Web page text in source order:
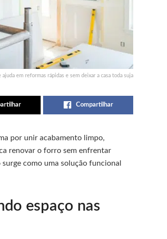
em reformas rápidas e sem deixar a casa toda suja
Compartilhar
por unir acabamento limpo,
renovar o forro sem enfrentar
como uma solução funcional
espaço nas